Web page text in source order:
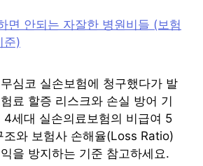
심코 실손보험에 청구했다가 발
료 할증 리스크와 손실 방어 기
4세대 실손의료보험의 비급여 5
조와 보험사 손해율(Loss Ratio)
을 방지하는 기준 참고하세요.